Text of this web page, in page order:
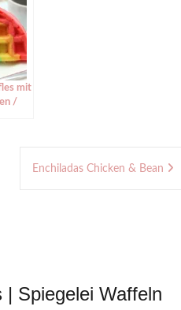
mit
/
Enchiladas Chicken & Bean
Spiegelei Waffeln